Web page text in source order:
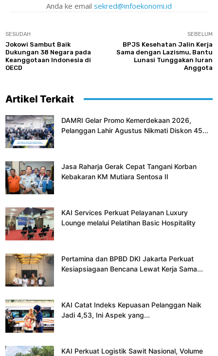
Anda ke email sekred@infoekonomi.id
SESUDAH
Jokowi Sambut Baik
Dukungan 38 Negara pada
Keanggotaan Indonesia di
OECD
SEBELUM
BPJS Kesehatan Jalin Kerja
Sama dengan Lazismu, Bantu
Lunasi Tunggakan Iuran
Anggota
Artikel Terkait
DAMRI Gelar Promo Kemerdekaan 2026,
Pelanggan Lahir Agustus Nikmati Diskon 45...
Jasa Raharja Gerak Cepat Tangani Korban
Kebakaran KM Mutiara Sentosa II
KAI Services Perkuat Pelayanan Luxury
Lounge melalui Pelatihan Basic Hospitality
Pertamina dan BPBD DKI Jakarta Perkuat
Kesiapsiagaan Bencana Lewat Kerja Sama...
KAI Catat Indeks Kepuasan Pelanggan Naik
Jadi 4,53, Ini Aspek yang...
KAI Perkuat Logistik Sawit Nasional, Volume